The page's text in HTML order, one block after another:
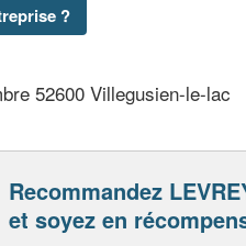
?
52600 Villegusien-le-lac
Recommandez
et soyez en